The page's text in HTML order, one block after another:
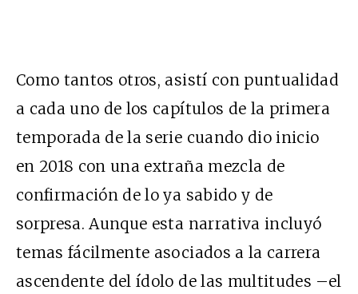
Como tantos otros, asistí con puntualidad
a cada uno de los capítulos de la primera
temporada de la serie cuando dio inicio
en 2018 con una extraña mezcla de
confirmación de lo ya sabido y de
sorpresa. Aunque esta narrativa incluyó
temas fácilmente asociados a la carrera
ascendente del ídolo de las multitudes –el